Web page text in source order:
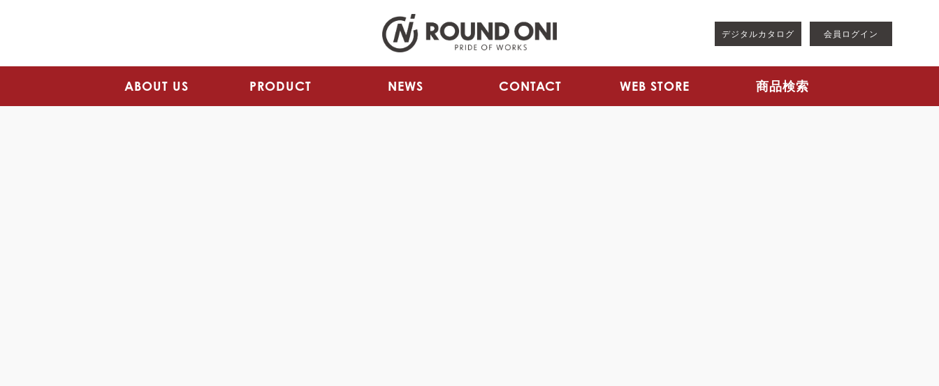
デジタルカタログ 会員ログイン
ABOUT US PRODUCT NEWS CONTACT WEB STORE 商品検索